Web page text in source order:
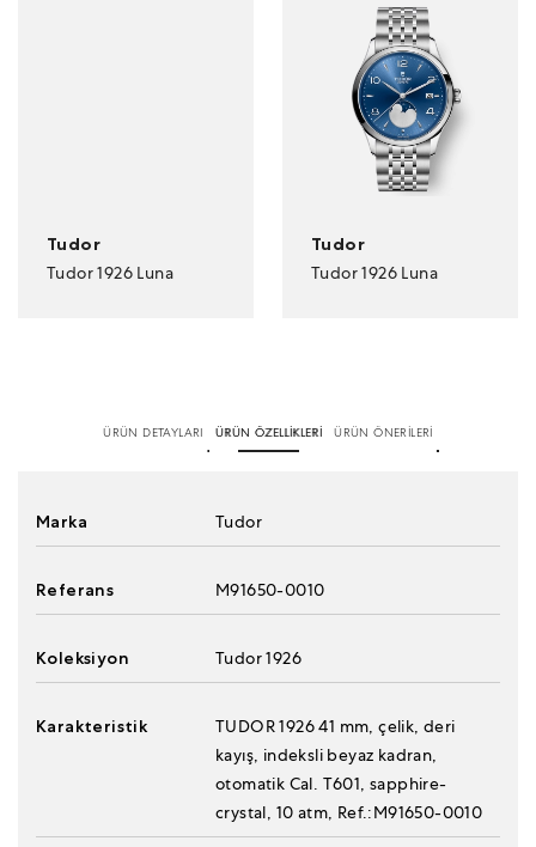
Tudor
Tudor 1926 Luna
Tudor
Tudor 1926 Luna
ÜRÜN DETAYLARI ÜRÜN ÖZELLİKLERİ ÜRÜN ÖNERİLERİ
Marka Tudor
Referans M91650-0010
Koleksiyon Tudor 1926
Karakteristik
TUDOR 1926 41 mm, çelik, deri
kayış, indeksli beyaz kadran,
otomatik Cal. T601, sapphire-
crystal, 10 atm, Ref.:M91650-0010